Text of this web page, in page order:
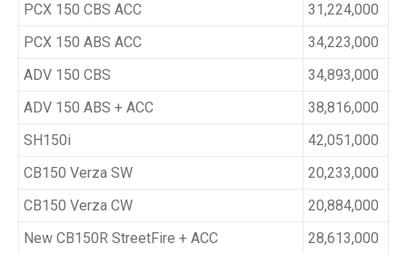
PCX 150 CBS ACC
31,224,000
PCX 150 ABS ACC
34,223,000
ADV 150 CBS
34,893,000
ADV 150 ABS + ACC
38,816,000
SH150i
42,051,000
CB150 Verza SW
20,233,000
CB150 Verza CW
20,884,000
New CB150R StreetFire + ACC
28,613,000